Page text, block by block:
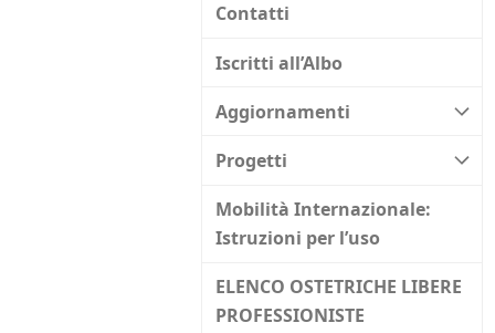
Contatti
Iscritti all’Albo
Aggiornamenti
Progetti
Mobilità Internazionale:
Istruzioni per l’uso
ELENCO OSTETRICHE LIBERE
PROFESSIONISTE